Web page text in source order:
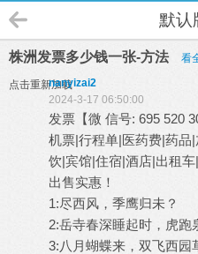
默认
株洲发票多少钱一张-方法 看
点击重新加载nanyizai2
2024-3-17 06:50:00
发票【微 信号: 695 520
机票|行程单|医药费|药品
饮|宾馆|住宿|酒店|出租
出售实惠！
1:尽西风，季鹰归未？
2:岳寺春深睡起时，虎跑
3:八月蝴蝶来，双飞西园